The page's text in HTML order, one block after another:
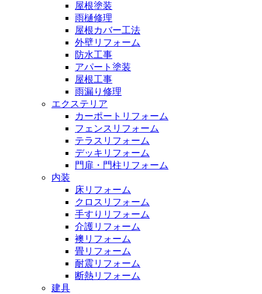
屋根塗装
雨樋修理
屋根カバー工法
外壁リフォーム
防水工事
アパート塗装
屋根工事
雨漏り修理
エクステリア
カーポートリフォーム
フェンスリフォーム
テラスリフォーム
デッキリフォーム
門扉・門柱リフォーム
内装
床リフォーム
クロスリフォーム
手すりリフォーム
介護リフォーム
襖リフォーム
畳リフォーム
耐震リフォーム
断熱リフォーム
建具